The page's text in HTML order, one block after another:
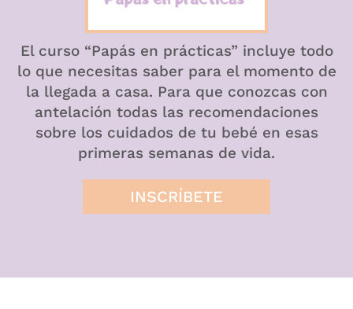
El curso “Papás en prácticas” incluye todo
lo que necesitas saber para el momento de
la llegada a casa. Para que conozcas con
antelación todas las recomendaciones
sobre los cuidados de tu bebé en esas
primeras semanas de vida.
INSCRÍBETE